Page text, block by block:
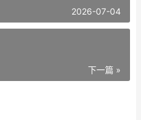
2026-07-04
下一篇 »